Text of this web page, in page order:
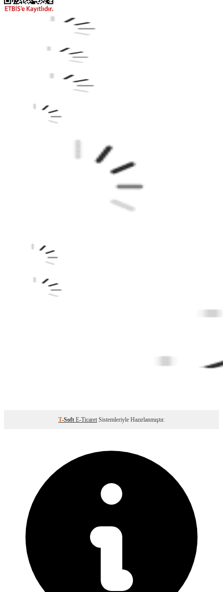
T-Soft E-Ticaret Sistemleriyle Hazırlanmıştır.